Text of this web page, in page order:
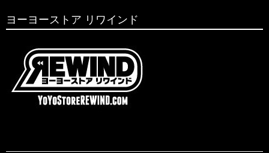
ヨーヨーストア リワインド